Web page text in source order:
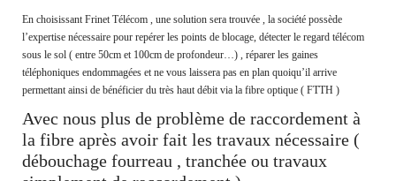
En choisissant Frinet Télécom , une solution sera trouvée , la société possède
l’expertise nécessaire pour repérer les points de blocage, détecter le regard télécom
sous le sol ( entre 50cm et 100cm de profondeur…) , réparer les gaines
téléphoniques endommagées et ne vous laissera pas en plan quoiqu’il arrive
permettant ainsi de bénéficier du très haut débit via la fibre optique ( FTTH )
Avec nous plus de problème de raccordement à
la fibre après avoir fait les travaux nécessaire (
débouchage fourreau , tranchée ou travaux